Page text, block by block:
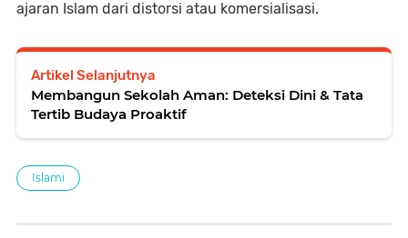
ajaran Islam dari distorsi atau komersialisasi.
Artikel Selanjutnya
Membangun Sekolah Aman: Deteksi Dini & Tata
Tertib Budaya Proaktif
Islami